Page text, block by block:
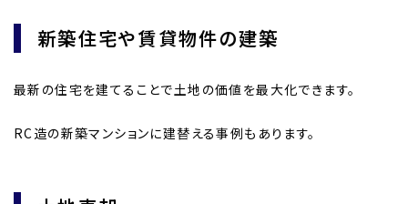
新築住宅や賃貸物件の建築
最新の住宅を建てることで土地の価値を最大化できます。
RC造の新築マンションに建替える事例もあります。